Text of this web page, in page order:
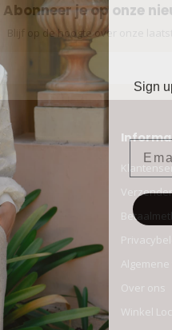
Abonneer je op onze
Blijf op de hoogte over onze
Over ons
Winkel
Sign
Email